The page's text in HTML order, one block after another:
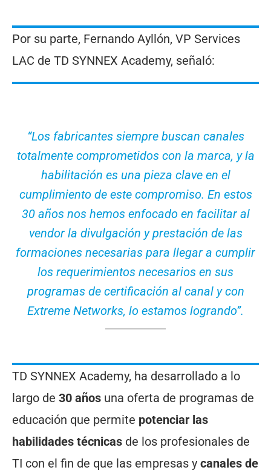
Por su parte, Fernando Ayllón, VP Services
LAC de TD SYNNEX Academy, señaló:
“Los fabricantes siempre buscan canales
totalmente comprometidos con la marca, y la
habilitación es una pieza clave en el
cumplimiento de este compromiso. En estos
30 años nos hemos enfocado en facilitar al
vendor la divulgación y prestación de las
formaciones necesarias para llegar a cumplir
los requerimientos necesarios en sus
programas de certificación al canal y con
Extreme Networks, lo estamos logrando”.
TD SYNNEX Academy, ha desarrollado a lo
largo de 30 años una oferta de programas de
educación que permite potenciar las
habilidades técnicas de los profesionales de
TI con el fin de que las empresas y canales de